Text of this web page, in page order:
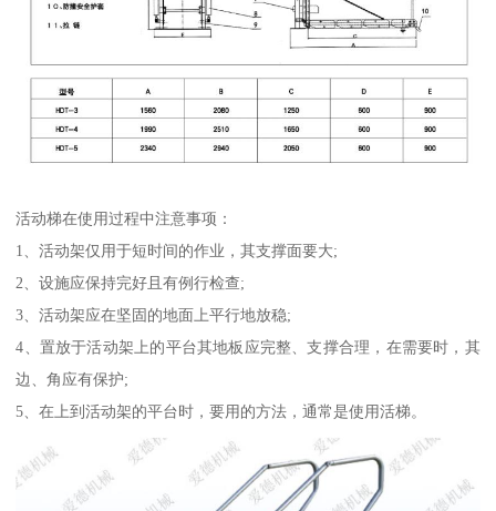
活动梯在使用过程中注意事项：
1、活动架仅用于短时间的作业，其支撑面要大;
2、设施应保持完好且有例行检查;
3、活动架应在坚固的地面上平行地放稳;
4、置放于活动架上的平台其地板应完整、支撑合理，在需要时，其
边、角应有保护;
5、在上到活动架的平台时，要用的方法，通常是使用活梯。